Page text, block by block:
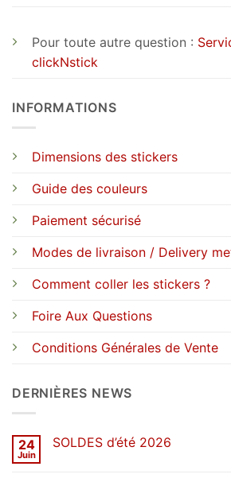
Pour toute autre question :
clickNstick
INFORMATIONS
Dimensions des stickers
Guide des couleurs
Paiement sécurisé
Modes de livraison / Delivery
Comment coller les stickers ?
Foire Aux Questions
Conditions Générales de Vente
DERNIÈRES NEWS
24
Juin
SOLDES d’été 2026